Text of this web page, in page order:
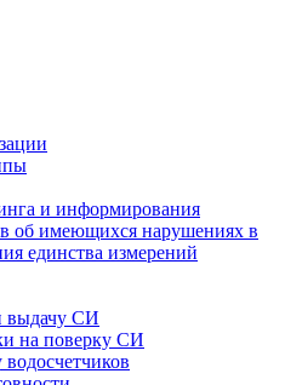
и информирования
об имеющихся нарушениях в
единства измерений
выдачу СИ
на поверку СИ